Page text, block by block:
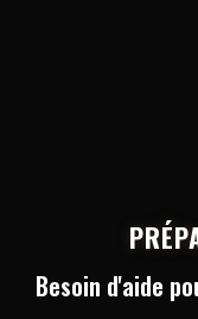
Besoin d'aide